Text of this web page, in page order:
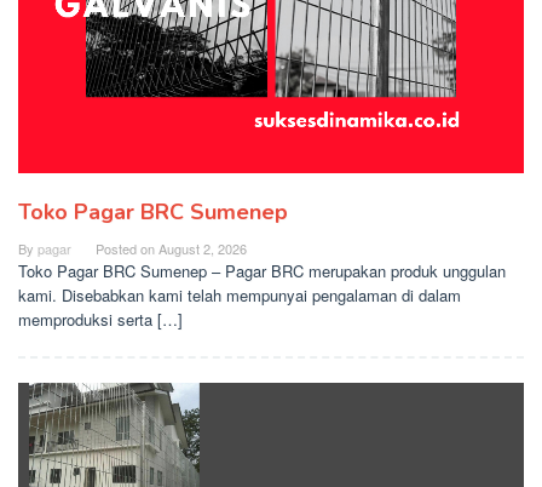
Toko Pagar BRC Sumenep
By pagar Posted onAugust 2, 2026
Toko Pagar BRC Sumenep – Pagar BRC merupakan produk unggulan
kami. Disebabkan kami telah mempunyai pengalaman di dalam
memproduksi serta […]